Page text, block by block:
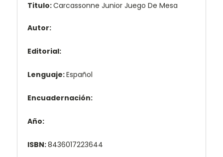
Titulo:Carcassonne Junior Juego De Mesa
Autor:
Editorial:
Lenguaje:Español
Encuadernación:
Año:
ISBN:8436017223644